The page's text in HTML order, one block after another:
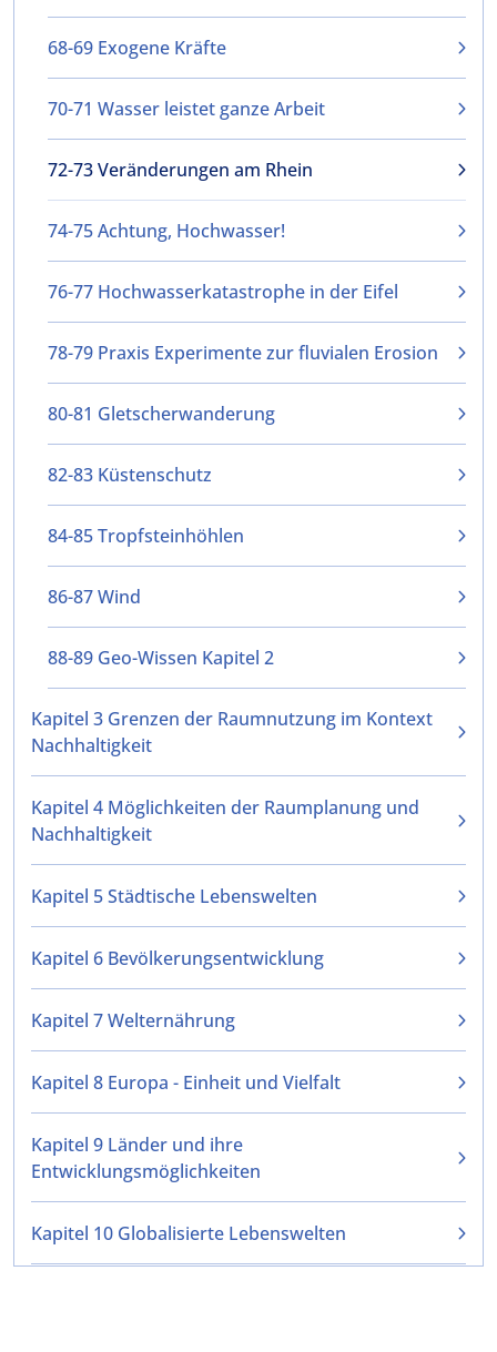
68-69 Exogene Kräfte
70-71 Wasser leistet ganze Arbeit
72-73 Veränderungen am Rhein
74-75 Achtung, Hochwasser!
76-77 Hochwasserkatastrophe in der Eifel
78-79 Praxis Experimente zur fluvialen Erosion
80-81 Gletscherwanderung
82-83 Küstenschutz
84-85 Tropfsteinhöhlen
86-87 Wind
88-89 Geo-Wissen Kapitel 2
Kapitel 3 Grenzen der Raumnutzung im Kontext
Nachhaltigkeit
Kapitel 4 Möglichkeiten der Raumplanung und
Nachhaltigkeit
Kapitel 5 Städtische Lebenswelten
Kapitel 6 Bevölkerungsentwicklung
Kapitel 7 Welternährung
Kapitel 8 Europa - Einheit und Vielfalt
Kapitel 9 Länder und ihre
Entwicklungsmöglichkeiten
Kapitel 10 Globalisierte Lebenswelten